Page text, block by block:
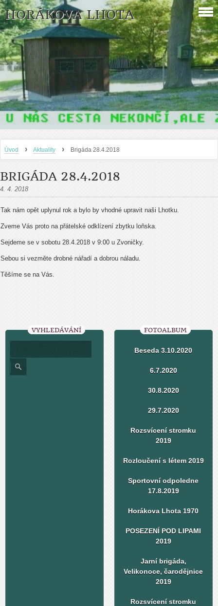
HORÁKOVA LHOTA
Úvod › Aktuality › Brigáda 28.4.2018
BRIGÁDA 28.4.2018
4. 4. 2018
Tak nám opět uplynul rok a bylo by vhodné upravit naši Lhotku.
Zveme Vás proto na přátelské odklízení zbytku loňska.
Sejdeme se v sobotu 28.4.2018 v 9:00 u Zvoničky.
Sebou si vezměte drobné nářadí a dobrou náladu.
Těšíme se na Vás.
VYHLEDÁVÁNÍ FOTOALBUM
Beseda 3.10.2020
6.7.2020
30.8.2020
29.7.2020
Rozsvícení stromku
2019
Rozloučení s létem 2019
Sportovní odpoledne
17.8.2019
Horákova Lhota 1970
POSEZENÍ POD LIPAMI
2019
Jarní brigáda,
Velikonoce, čarodějnice
2019
Rozsvícení stromku